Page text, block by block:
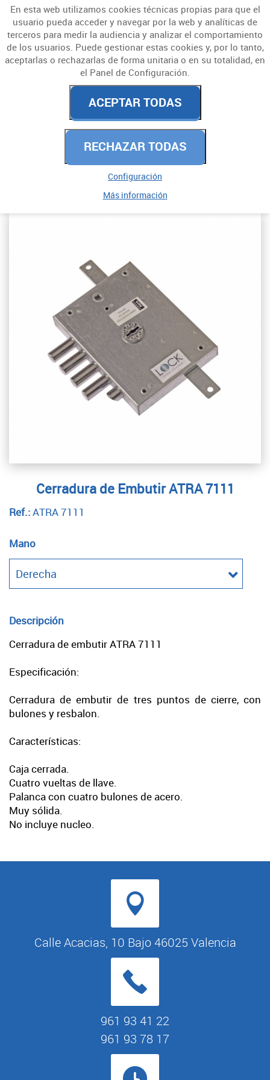
CERRADURAS Y
CERROJOS
PARA EMBUTIR
ALTA SEGURIDAD
Cerradura de Embutir ATRA 7111
Ref.:ATRA 7111
Mano
Descripción
Cerradura de embutir ATRA 7111
Especificación:
Cerradura de embutir de tres puntos de cierre, con
bulones y resbalon.
Características:
Caja cerrada.
Cuatro vueltas de llave.
Palanca con cuatro bulones de acero.
Muy sólida.
No incluye nucleo.
Calle Acacias, 10 Bajo 46025 Valencia
961 93 41 22
961 93 78 17
En esta web utilizamos cookies técnicas propias para que el
usuario pueda acceder y navegar por la web y analíticas de
terceros para medir la audiencia y analizar el comportamiento
de los usuarios. Puede gestionar estas cookies y, por lo tanto,
aceptarlas o rechazarlas de forma unitaria o en su totalidad, en
el Panel de Configuración.
ACEPTAR TODAS
RECHAZAR TODAS
Configuración
Más información